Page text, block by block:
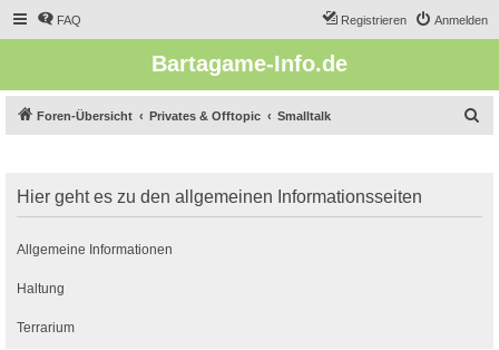
FAQ Anmelden
Registrieren
Bartagame-Info.de
Foren-Übersicht Privates & Offtopic Smalltalk
e
Hier geht es zu den allgemeinen Informationsseiten
Allgemeine Informationen
Haltung
Terrarium